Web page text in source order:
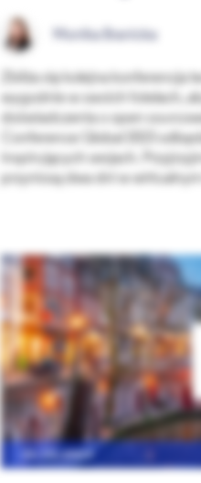
Monika Branicka
Zbliża się kolejna konferencja
wygodnie w swoich fotelach,
doświadczenia o open
Conference Global 2023
inspirujących sesjach.
przyniosą dwa dni w